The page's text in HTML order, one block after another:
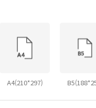
A4(210*297)